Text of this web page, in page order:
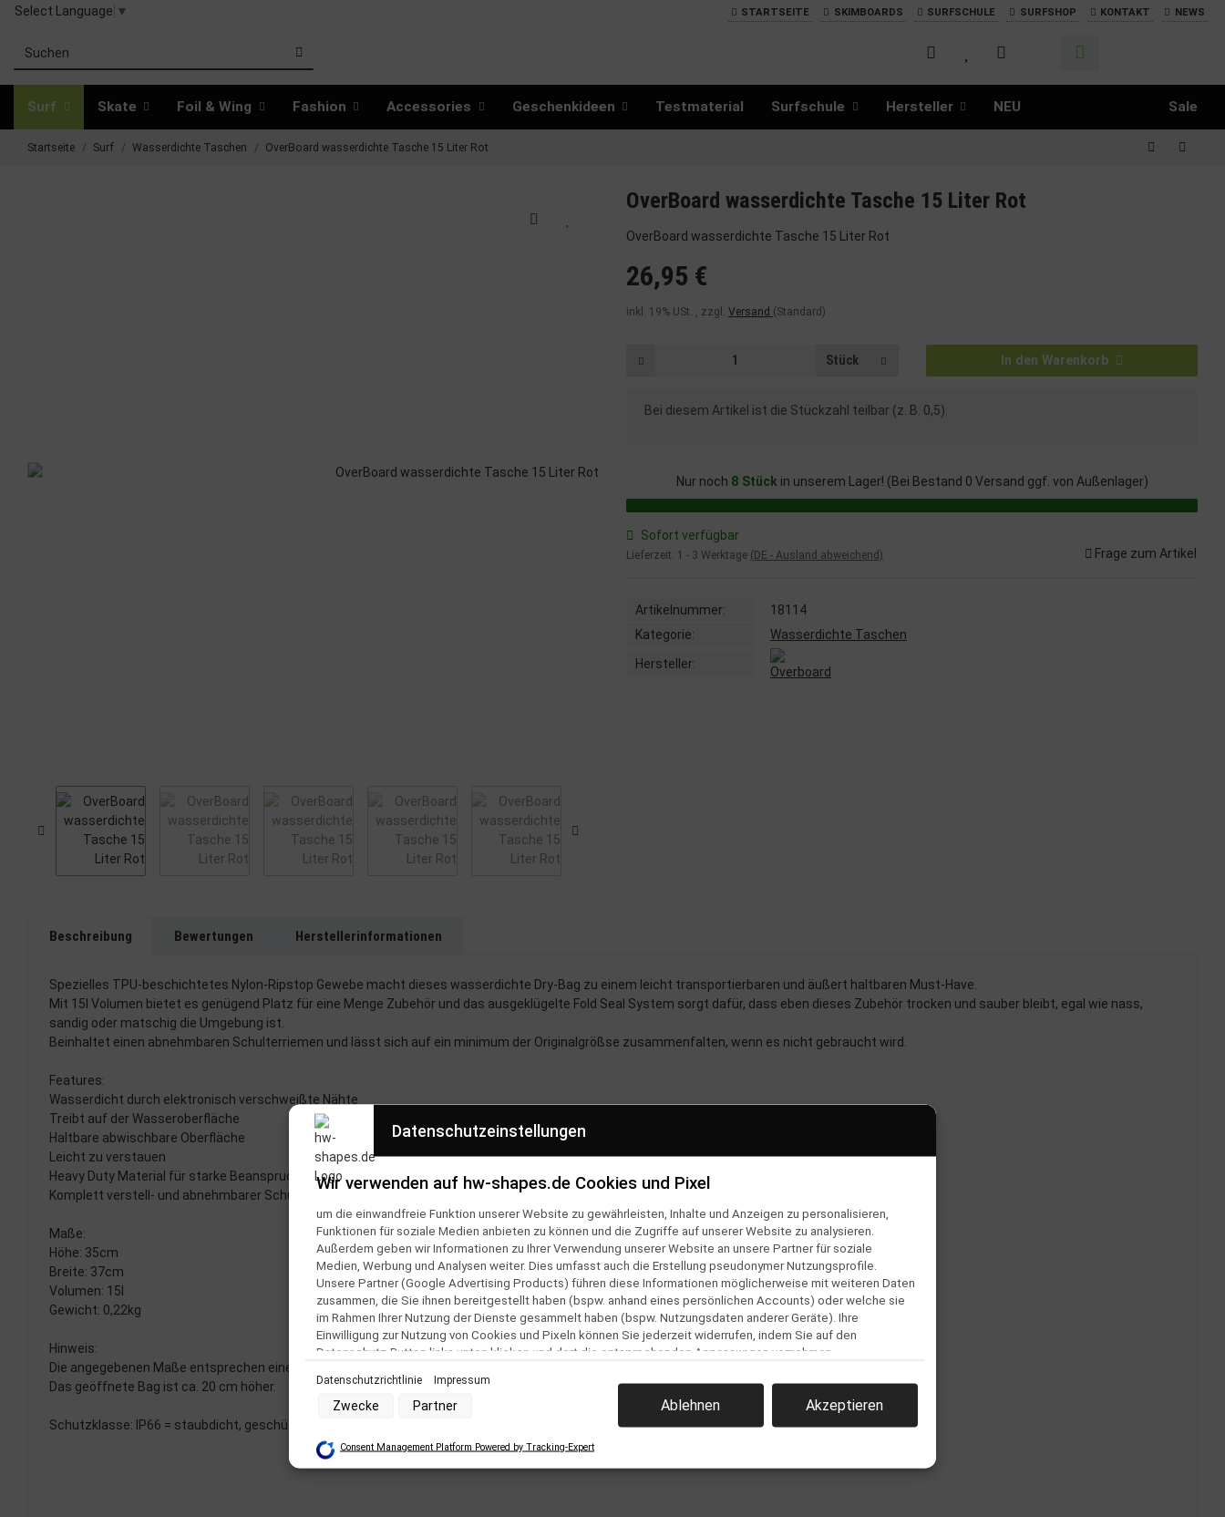
Select Language ▼ STARTSEITE SKIMBOARDS SURFSCHULE SURFSHOP KONTAKT NEWS
Surf Skate Foil & Wing Fashion Accessories Geschenkideen Testmaterial Surfschule Hersteller NEU Sale
Startseite Surf Wasserdichte Taschen OverBoard wasserdichte Tasche 15 Liter Rot
OverBoard wasserdichte Tasche 15 Liter Rot
OverBoard wasserdichte Tasche 15 Liter Rot
26,95 €
inkl. 19% USt. , zzgl. Versand (Standard)
Stück In den Warenkorb
xBei diesem Artikel ist die Stückzahl teilbar (z. B. 0,5).
Nur noch 8 Stück in unserem Lager! (Bei Bestand 0 Versand ggf. von Außenlager)
Sofort verfügbar
Lieferzeit: 1 - 3 Werktage (DE - Ausland abweichend) Frage zum Artikel
Artikelnummer:
18114
Kategorie:
Wasserdichte Taschen
Hersteller:
Beschreibung Bewertungen Herstellerinformationen
Spezielles TPU-beschichtetes Nylon-Ripstop Gewebe macht dieses wasserdichte Dry-Bag zu einem leicht transportierbaren und äußert haltbaren Must-Have.
Mit 15l Volumen bietet es genügend Platz für eine Menge Zubehör und das ausgeklügelte Fold Seal System sorgt dafür, dass eben dieses Zubehör trocken und sauber bleibt, egal wie nass,
sandig oder matschig die Umgebung ist.
Beinhaltet einen abnehmbaren Schulterriemen und lässt sich auf ein minimum der Originalgrößse zusammenfalten, wenn es nicht gebraucht wird.
Features:
Wasserdicht durch elektronisch verschweißte Nähte
Treibt auf der Wasseroberfläche
Haltbare abwischbare Oberfläche
Leicht zu verstauen
Heavy Duty Material für starke Beanspruchung
Komplett verstell- und abnehmbarer Schulterriemen
Maße:
Höhe: 35cm
Breite: 37cm
Volumen: 15l
Gewicht: 0,22kg
Hinweis:
Die angegebenen Maße entsprechen einem geschlossenem Bag, das 4 mal gerollt wurde.
Das geöffnete Bag ist ca. 20 cm höher.
Schutzklasse: IP66 = staubdicht, geschützt gegen starkes Strahlwasser und bei vorübergehender Überflutung.
Datenschutzeinstellungen
Wir verwenden auf hw-shapes.de Cookies und Pixel
um die einwandfreie Funktion unserer Website zu gewährleisten, Inhalte und Anzeigen zu personalisieren,
Funktionen für soziale Medien anbieten zu können und die Zugriffe auf unserer Website zu analysieren.
Außerdem geben wir Informationen zu Ihrer Verwendung unserer Website an unsere Partner für soziale
Medien, Werbung und Analysen weiter. Dies umfasst auch die Erstellung pseudonymer Nutzungsprofile.
Unsere Partner (Google Advertising Products) führen diese Informationen möglicherweise mit weiteren Daten
zusammen, die Sie ihnen bereitgestellt haben (bspw. anhand eines persönlichen Accounts) oder welche sie
im Rahmen Ihrer Nutzung der Dienste gesammelt haben (bspw. Nutzungsdaten anderer Geräte). Ihre
Einwilligung zur Nutzung von Cookies und Pixeln können Sie jederzeit widerrufen, indem Sie auf den
Datenschutz-Button links unten klicken und dort die entsprechenden Anpassungen vornehmen.
Zwecke der Datenverarbeitung durch unsere Partner:
Speichern von oder Zugriff auf Informationen auf einem Endgerät
Verwendung reduzierter Daten zur Auswahl von Werbeanzeigen
Erstellung von Profilen für personalisierte Werbung
Verwendung von Profilen zur Auswahl personalisierter Werbung
Erstellung von Profilen zur Personalisierung von Inhalten
Datenschutzrichtlinie Impressum
Zwecke Partner Ablehnen Akzeptieren
Consent Management Platform Powered by Tracking-Expert